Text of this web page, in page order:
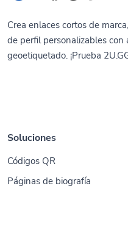
Crea enlaces cortos de
de perfil personalizables con
geoetiquetado. ¡Prueba
Soluciones
Códigos QR
Páginas de biografía